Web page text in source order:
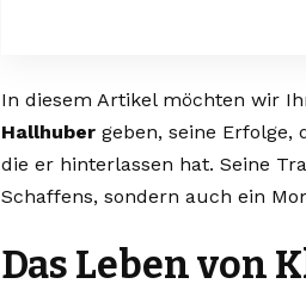
In diesem Artikel möchten wir
Hallhuber geben, seine
die er hinterlassen hat. Seine
Schaffens, sondern auch ein
Das Leben von